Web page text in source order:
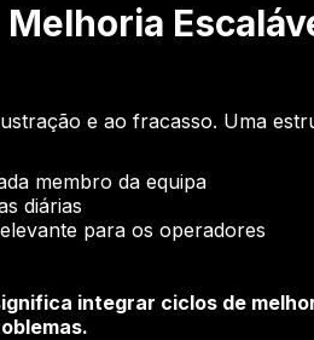
e ao fracasso. Uma
membro da equipa
diárias
para os operadores
integrar ciclos de